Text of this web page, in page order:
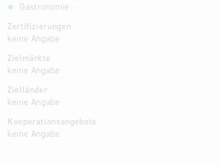
Gastronomie
Zertifizierungen
keine Angabe
Zielmärkte
keine Angabe
Zielländer
keine Angabe
Kooperationsangebote
keine Angabe